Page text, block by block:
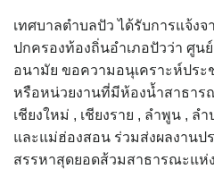
กองคลัง
กองช่าง
กองยุทธศาสตร์และงบประมาณ
กองสาธารณสุขฯ
เทศบาลตำบลปัว ได้รับการแจ้ง
ปกครองท้องถิ่นอำเภอปัวว่า ศูน
อนามัย ขอความอนุเคราะห์ปร
หรือหน่วยงานที่มีห้องน้ำสาธาร
เชียงใหม่ , เชียงราย , ลำพูน , ล
และแม่ฮ่องสอน ร่วมส่งผลงานป
สรรหาสุดยอดส้วมสาธารณะแห่